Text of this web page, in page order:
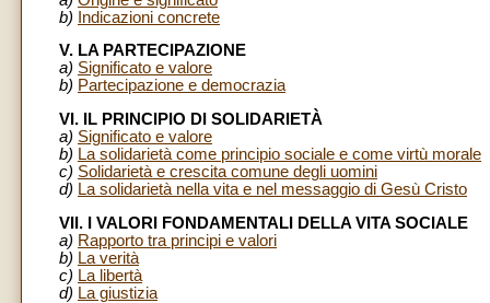
b)
Indicazioni concrete
V. LA PARTECIPAZIONE
a) Significato e valore
b) Partecipazione e democrazia
VI. IL PRINCIPIO DI SOLIDARIETÀ
a) Significato e valore
b) La solidarietà come principio sociale e come virtù morale
c) Solidarietà e crescita comune degli uomini
d) La solidarietà nella vita e nel messaggio di Gesù Cristo
VII. I VALORI FONDAMENTALI DELLA VITA SOCIALE
a) Rapporto tra principi e valori
b) La verità
c) La libertà
d) La giustizia